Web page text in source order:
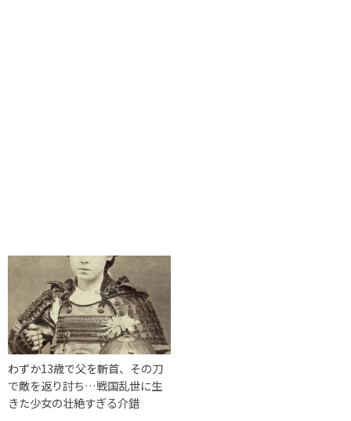
わずか13歳で父を斬首、その刀
で敵を返り討ち…戦国乱世に生
きた少女の壮絶すぎる介錯